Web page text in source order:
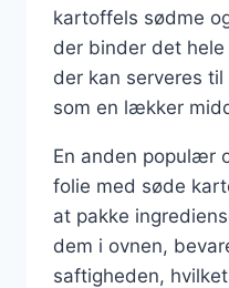
kartoffels sødme
der binder det
der kan serveres
som en lækker
En anden populær
folie med søde
at pakke
dem i ovnen,
saftigheden,